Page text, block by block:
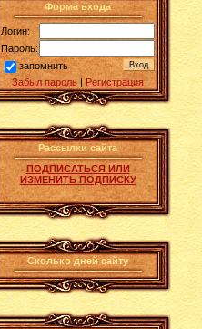
Форма входа
Логин:
Пароль:
запомнить
Забыл пароль | Регистрация
Рассылки сайта
ПОДПИСАТЬСЯ ИЛИ
ИЗМЕНИТЬ ПОДПИСКУ
Сколько дней сайту